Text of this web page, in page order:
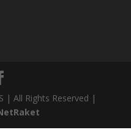
| All Rights Reserved |